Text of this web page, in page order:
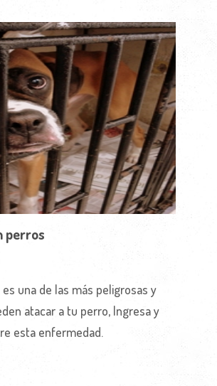
perros
una de las más peligrosas y
atacar a tu perro, Ingresa y
esta enfermedad.